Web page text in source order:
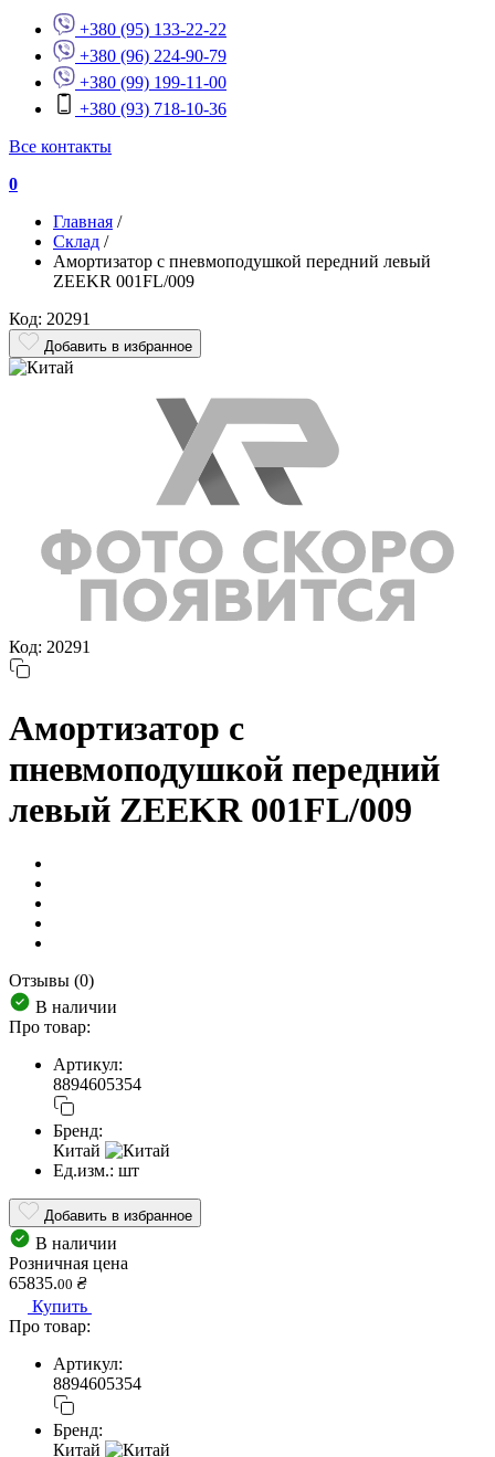
+380 (95) 133-22-22
+380 (96) 224-90-79
+380 (99) 199-11-00
+380 (93) 718-10-36
Все контакты
0
Главная /
Склад /
Амортизатор с пневмоподушкой передний левый
ZEEKR 001FL/009
Код: 20291
Добавить в избранное
Код: 20291
Амортизатор с
пневмоподушкой передний
левый ZEEKR 001FL/009
Отзывы (0)
В наличии
Про товар:
Артикул:
8894605354
Бренд:
Китай
Ед.изм.: шт
Добавить в избранное
В наличии
Розничная цена
65835.00 ₴
Купить
Про товар:
Артикул:
8894605354
Бренд:
Китай